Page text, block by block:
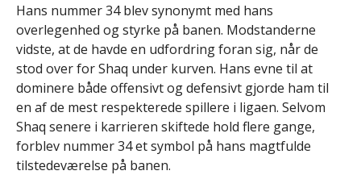
Hans nummer 34 blev synonymt med hans
overlegenhed og styrke på banen. Modstanderne
vidste, at de havde en udfordring foran sig, når de
stod over for Shaq under kurven. Hans evne til at
dominere både offensivt og defensivt gjorde ham til
en af de mest respekterede spillere i ligaen. Selvom
Shaq senere i karrieren skiftede hold flere gange,
forblev nummer 34 et symbol på hans magtfulde
tilstedeværelse på banen.